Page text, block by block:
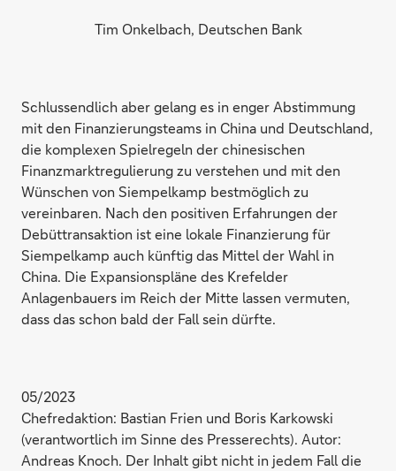
Tim Onkelbach, Deutschen Bank
Schlussendlich aber gelang es in enger Abstimmung
mit den Finanzierungsteams in China und Deutschland,
die komplexen Spielregeln der chinesischen
Finanzmarktregulierung zu verstehen und mit den
Wünschen von Siempelkamp bestmöglich zu
vereinbaren. Nach den positiven Erfahrungen der
Debüttransaktion ist eine lokale Finanzierung für
Siempelkamp auch künftig das Mittel der Wahl in
China. Die Expansionspläne des Krefelder
Anlagenbauers im Reich der Mitte lassen vermuten,
dass das schon bald der Fall sein dürfte.
05/2023
Chefredaktion: Bastian Frien und Boris Karkowski
(verantwortlich im Sinne des Presserechts). Autor:
Andreas Knoch. Der Inhalt gibt nicht in jedem Fall die